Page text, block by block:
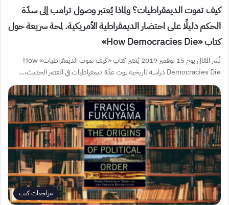
كيف تموت الديمقراطيات؟ ولماذا يُعتبر وصول ترامب إلى سدّة
الحكم دليلًا على احتضار الديمقراطية الأمريكية. لمحة سريعة حول
كتاب «How Democracies Die»
نُشر المقال يوم 15 نوفمبر 2019 يُعتبر كتاب «كيف تموت الديمقراطيات» How
Democracies Die دراسة تاريخية لموت عدّة ديمقراطيات في العصر الحديث،…
مراجعات كتب